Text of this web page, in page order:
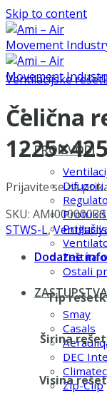
Skip to content
PROIZVODI
Difuzori
Zaštita
Ostali
ZASTUPSTVA
Smay
Casals
DEC
Zip-Clip
Ventilacijske
Čelična
Prijavite se za
SKU:
STWS-L,
Dodatne
Tip
Širina
Visina